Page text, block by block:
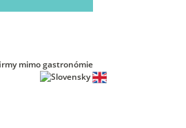
mimo gastronómie